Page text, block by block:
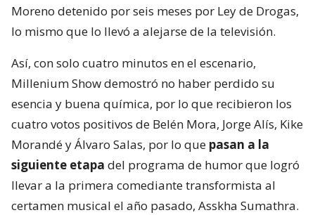
Moreno detenido por seis meses por Ley de Drogas,
lo mismo que lo llevó a alejarse de la televisión.
Así, con solo cuatro minutos en el escenario,
Millenium Show demostró no haber perdido su
esencia y buena química, por lo que recibieron los
cuatro votos positivos de Belén Mora, Jorge Alís, Kike
Morandé y Álvaro Salas, por lo que pasan a la
siguiente etapa del programa de humor que logró
llevar a la primera comediante transformista al
certamen musical el año pasado, Asskha Sumathra.